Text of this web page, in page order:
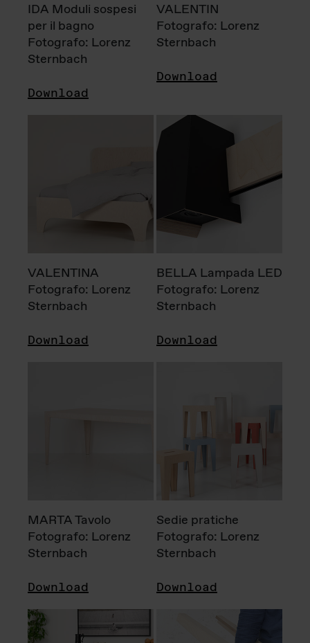
IDA Moduli sospesi
per il bagno
Fotografo: Lorenz
Sternbach
Download
VALENTIN
Fotografo: Lorenz
Sternbach
Download
VALENTINA
Fotografo: Lorenz
Sternbach
Download
BELLA Lampada LED
Fotografo: Lorenz
Sternbach
Download
MARTA Tavolo
Fotografo: Lorenz
Sternbach
Download
Sedie pratiche
Fotografo: Lorenz
Sternbach
Download